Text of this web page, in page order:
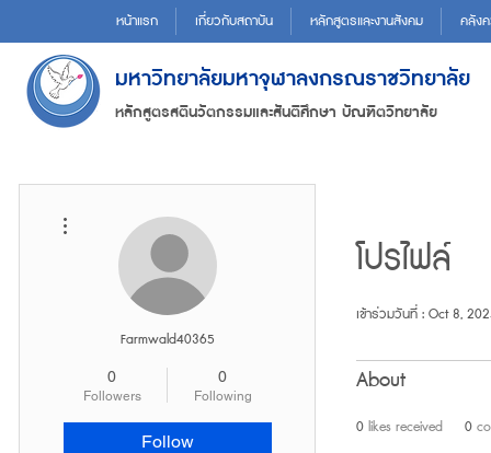
หน้าแรก เกี่ยวกับสถาบัน หลักสูตรและงานสังคม คลัง
มหาวิทยาลัยมหาจุฬาลงกรณราชวิทยาลัย
หลักสูตรสตินวัตกรรมและสันติศึกษา บัณฑิตวิทยาลัย
โปรไฟล์
เข้าร่วมวันที่ : Oct 8,
About
0 likes received 0
Farmwald40365
0
Followers
0
Following
Follow